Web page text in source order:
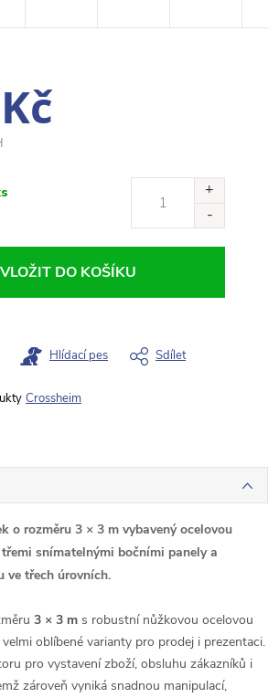
VLOŽIT DO KOŠÍKU
Hlídací pes Sdílet
Crossheim
o rozměru 3 × 3 m vybavený ocelovou
snímatelnými bočními panely a
ve třech úrovních.
3 × 3 m s robustní nůžkovou ocelovou
oblíbené varianty pro prodej i prezentaci.
pro vystavení zboží, obsluhu zákazníků i
zároveň vyniká snadnou manipulací,